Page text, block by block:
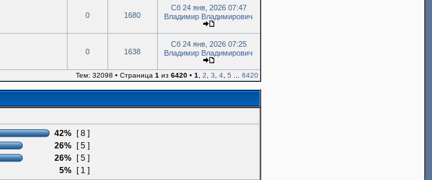
0 1680
Сб 24 янв, 2026 07:47
Владимир Владимирович
0 1638
Сб 24 янв, 2026 07:25
Владимир Владимирович
Тем: 32098 • Страница 1 из 6420• 1 2 3 4, 5 6420
42%
[ 8 ]
26%
[ 5 ]
26%
[ 5 ]
5% [ 1 ]